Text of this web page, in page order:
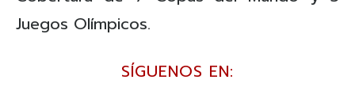
Juegos Olímpicos.
SÍGUENOS EN: